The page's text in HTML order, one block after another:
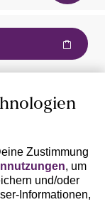
Zustimmung
, um
und/oder
Informationen,